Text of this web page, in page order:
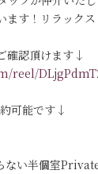
す！リラックス
確認頂けます↓
reel/
可能です↓
ない半個室